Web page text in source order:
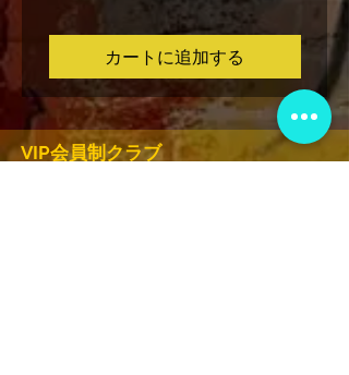
カートに追加する
VIP会員制クラブ